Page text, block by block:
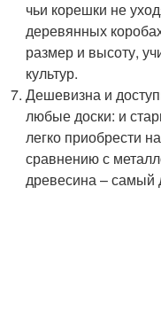
чьи корешки не
деревянных
размер и высоту,
культур.
Дешевизна и
любые доски: и
легко приобрести
сравнению с
древесина – самый